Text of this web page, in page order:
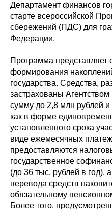
Департамент финансов
старте всероссийской
сбережений (ПДС) для
Федерации.
Программа представляет
формирования
государства. Средства,
застрахованы
сумму до 2,8 млн рублей
как в форме
установленного срока
виде ежемесячных
предоставляются
государственное
(до 36 тыс. рублей в год),
перевода средств
обязательному
Более того,